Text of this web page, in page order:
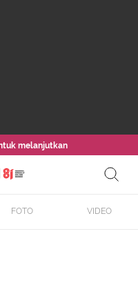
melanjutkan
FOTO VIDEO